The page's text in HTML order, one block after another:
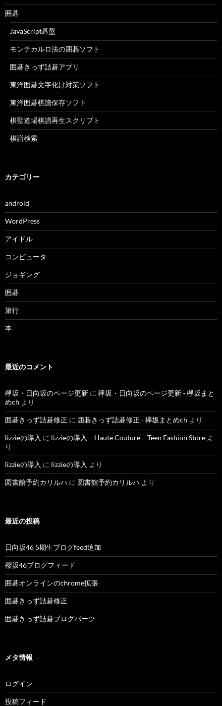
囲碁
JavaScript碁盤
モンテカルロ法の囲碁ソフト
囲碁きっず詰碁アプリ
東洋囲碁文字化け対策ソフト
東洋囲碁棋譜保存ソフト
棋聖道場棋譜再生スクリプト
棋譜検索
カテゴリー
android
WordPress
アイドル
コンピュータ
ジョギング
囲碁
旅行
本
最近のコメント
欅坂・日向坂のページ更新 に 欅坂・日向坂のページ更新 - 欅坂まと
めch より
囲碁きっず詰碁修正 に 囲碁きっず詰碁修正 - 欅坂まとめch より
lizzieの導入 に lizzieの導入 – Haute Couture – Teen Fashion Store よ
り
lizzieの導入 に lizzieの導入 より
図書館予約カリルハ に 図書館予約カリルハ より
最近の投稿
日向坂46 5期生ブログfeed追加
櫻坂46ブログフィード
囲碁オンラインのchrome拡張
囲碁きっず詰碁修正
囲碁きっず詰碁ブログパーツ
メタ情報
ログイン
投稿フィード